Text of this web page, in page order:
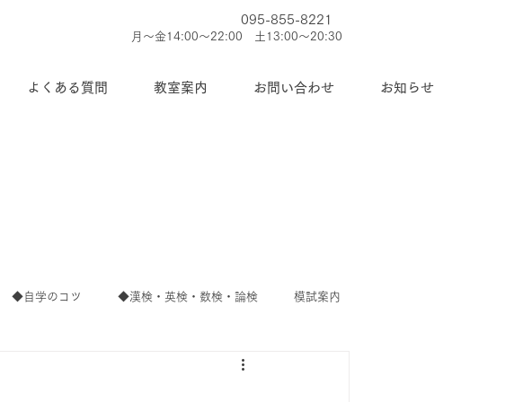
よくある質問 教室案内 お問い合わせ お知らせ
095-855-8221
月～金14:00～22:00 土13:00～20:30
◆自学のコツ ◆漢検・英検・数検・論検 模試案内
◆今週のお知らせ